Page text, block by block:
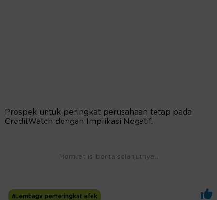
Prospek untuk peringkat perusahaan tetap pada
CreditWatch dengan Implikasi Negatif.
Memuat isi berita selanjutnya...
#Lembaga pemeringkat efek